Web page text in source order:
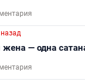
— одна